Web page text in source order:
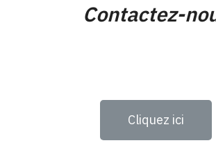
Contactez-
Cliquez ici